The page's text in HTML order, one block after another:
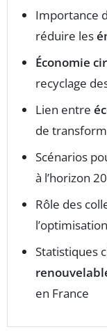
Importance
réduire les
Économie
recyclage
Lien entre
de
Scénarios
à l’horizon
Rôle des
Statistiques
en France